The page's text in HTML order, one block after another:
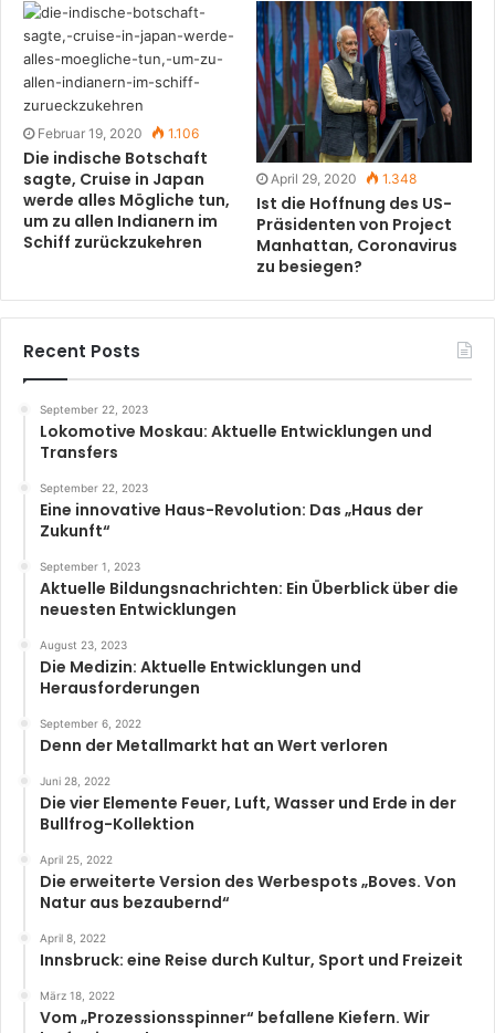
Februar 19, 2020 1.106
Die indische Botschaft
sagte, Cruise in Japan
werde alles Mögliche tun,
um zu allen Indianern im
Schiff zurückzukehren
April 29, 2020 1.348
Ist die Hoffnung des US-
Präsidenten von Project
Manhattan, Coronavirus
zu besiegen?
Recent Posts
September 22, 2023
Lokomotive Moskau: Aktuelle Entwicklungen und
Transfers
September 22, 2023
Eine innovative Haus-Revolution: Das „Haus der
Zukunft“
September 1, 2023
Aktuelle Bildungsnachrichten: Ein Überblick über die
neuesten Entwicklungen
August 23, 2023
Die Medizin: Aktuelle Entwicklungen und
Herausforderungen
September 6, 2022
Denn der Metallmarkt hat an Wert verloren
Juni 28, 2022
Die vier Elemente Feuer, Luft, Wasser und Erde in der
Bullfrog-Kollektion
April 25, 2022
Die erweiterte Version des Werbespots „Boves. Von
Natur aus bezaubernd“
April 8, 2022
Innsbruck: eine Reise durch Kultur, Sport und Freizeit
März 18, 2022
Vom „Prozessionsspinner“ befallene Kiefern. Wir